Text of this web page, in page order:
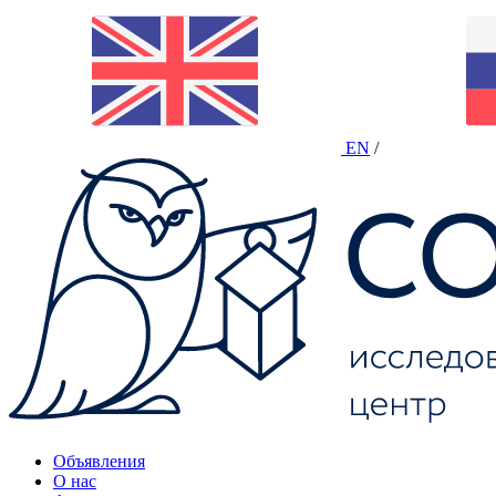
EN /
Объявления
О нас